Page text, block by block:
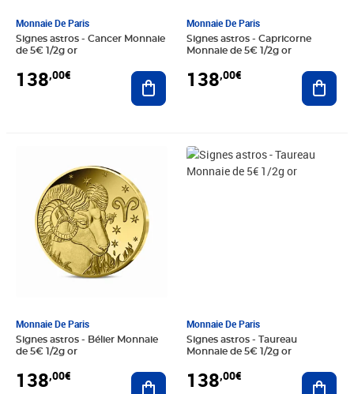
Monnaie De Paris
Signes astros - Cancer Monnaie
de 5€ 1/2g or
138,00€ Ajouter au panier
Monnaie De Paris
Signes astros - Capricorne
Monnaie de 5€ 1/2g or
138,00€
Monnaie De Paris
Signes astros - Bélier Monnaie
de 5€ 1/2g or
138,00€ Ajouter au panier
Monnaie De Paris
Signes astros - Taureau
Monnaie de 5€ 1/2g or
138,00€
Prix 138,00€